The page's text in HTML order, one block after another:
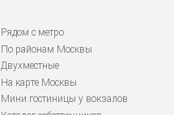
Рядом с метро
По районам Москвы
Двухместные
На карте Москвы
Мини гостиницы у вокзалов